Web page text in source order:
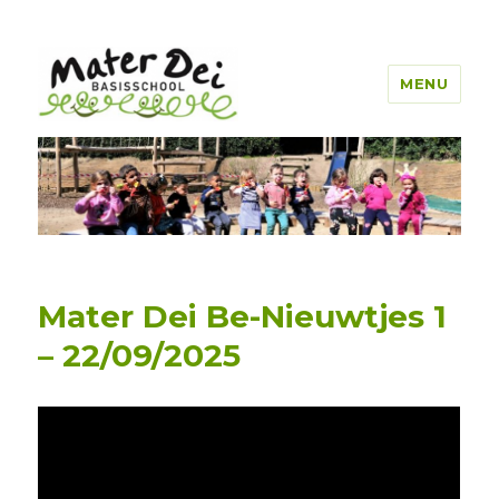
Mater Dei Genk
MENU
Mater Dei Be-Nieuwtjes 1
– 22/09/2025